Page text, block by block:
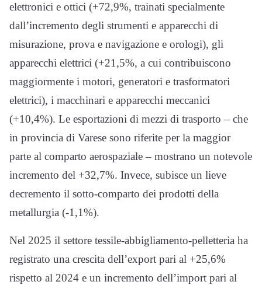
elettronici e ottici (+72,9%, trainati specialmente
dall’incremento degli strumenti e apparecchi di
misurazione, prova e navigazione e orologi), gli
apparecchi elettrici (+21,5%, a cui contribuiscono
maggiormente i motori, generatori e trasformatori
elettrici), i macchinari e apparecchi meccanici
(+10,4%). Le esportazioni di mezzi di trasporto – che
in provincia di Varese sono riferite per la maggior
parte al comparto aerospaziale – mostrano un notevole
incremento del +32,7%. Invece, subisce un lieve
decremento il sotto-comparto dei prodotti della
metallurgia (-1,1%).
Nel 2025 il settore tessile-abbigliamento-pelletteria ha
registrato una crescita dell’export pari al +25,6%
rispetto al 2024 e un incremento dell’import pari al